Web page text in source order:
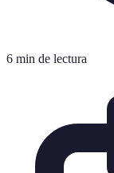
6 min de lectura